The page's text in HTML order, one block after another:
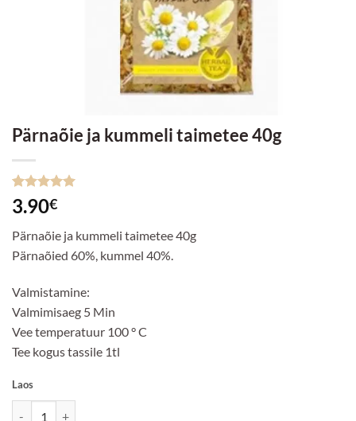
Pärnaõie ja kummeli taimetee 40g
Hinnatud
5/5
1
kliendi
põhjal
3.90€
Pärnaõie ja kummeli taimetee 40g
Pärnaõied 60%, kummel 40%.
Valmistamine:
Valmimisaeg 5 Min
Vee temperatuur 100 ° C
Tee kogus tassile 1tl
Laos